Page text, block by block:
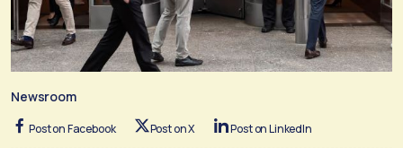
Newsroom
Post on Facebook Post on X Post on LinkedIn